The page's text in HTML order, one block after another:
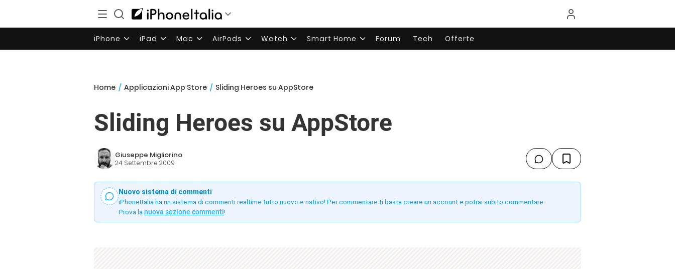
iPhone iPad Mac AirPods Watch Smart Home Forum Tech Offerte
Home / Applicazioni App Store / Sliding Heroes su AppStore
Sliding Heroes su AppStore
Giuseppe Migliorino
24 Settembre 2009
Nuovo sistema di commenti
iPhoneItalia ha un sistema di commenti realtime tutto nuovo e nativo! Per commentare ti basta creare un account e potrai subito commentare.
Prova la nuova sezione commenti!